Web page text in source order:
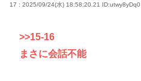
17 : 2025/09/24(水) 18:58:20.21 ID:utwy8yDq0
>>15-16
まさに会話不能